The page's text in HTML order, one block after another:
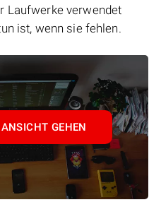
Laufwerke verwendet
ist, wenn sie fehlen.
GEHEN